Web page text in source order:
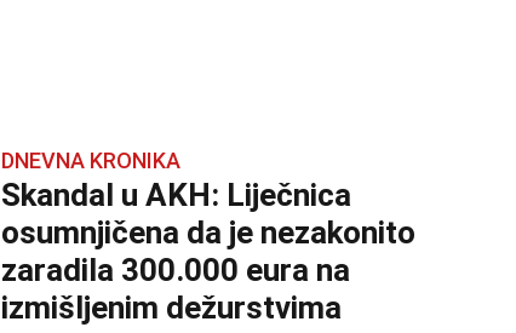
DNEVNA KRONIKA
Skandal u AKH: Liječnica
osumnjičena da je nezakonito
zaradila 300.000 eura na
izmišljenim dežurstvima